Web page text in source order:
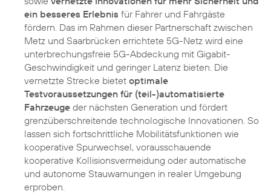
ein besseres Erlebnis für Fahrer und Fahrgäste
fördern. Das im Rahmen dieser Partnerschaft zwischen
Metz und Saarbrücken errichtete 5G-Netz wird eine
unterbrechungsfreie 5G-Abdeckung mit Gigabit-
Geschwindigkeit und geringer Latenz bieten. Die
vernetzte Strecke bietet optimale
Testvoraussetzungen für (teil-)automatisierte
Fahrzeuge der nächsten Generation und fördert
grenzüberschreitende technologische Innovationen. So
lassen sich fortschrittliche Mobilitätsfunktionen wie
kooperative Spurwechsel, vorausschauende
kooperative Kollisionsvermeidung oder automatische
und autonome Stauwarnungen in realer Umgebung
erproben.